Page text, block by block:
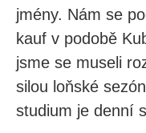
jmény. Nám se
kauf v podobě
jsme se museli
silou loňské
studium je denní